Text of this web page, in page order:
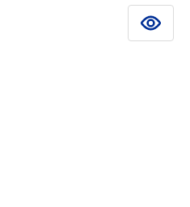
SIEHE